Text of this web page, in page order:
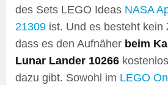
des Sets LEGO Ideas NASA
21309 ist. Und es besteht kein
dass es den Aufnäher beim
Lunar Lander 10266
dazu gibt. Sowohl im LEGO